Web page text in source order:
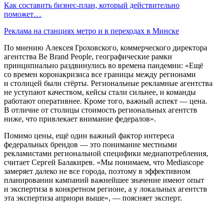
Как составить бизнес-план, который действительно
поможет…
Реклама на станциях метро и в переходах в Минске
По мнению Алексея Гроховского, коммерческого директора
агентства Be Brand People, географические рамки
принципиально раздвинулись во времена пандемии: «Ещё
со времен коронакризиса все границы между регионами
и столицей были стёрты. Региональные рекламные агентства
не уступают качеством, кейсы стали сильнее, и команды
работают оперативнее. Кроме того, важный аспект — цена.
В отличие от столицы стоимость региональных агентств
ниже, что привлекает внимание федералов».
Помимо цены, ещё один важный фактор интереса
федеральных брендов — это понимание местными
рекламистами региональной специфики медиапотребления,
считает Сергей Балакирев. «Мы понимаем, что Mediascope
замеряет далеко не все города, поэтому в эффективном
планировании кампаний важнейшее значение имеют опыт
и экспертиза в конкретном регионе, а у локальных агентств
эта экспертиза априори выше», — поясняет эксперт.